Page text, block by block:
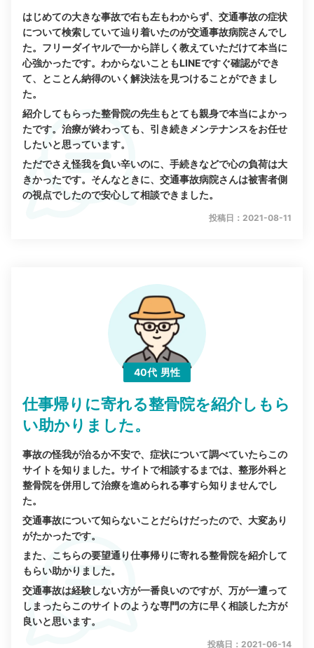
はじめての大きな事故で右も左もわからず、交通事故の症状
について検索していて辿り着いたのが交通事故病院さんでし
た。フリーダイヤルで一から詳しく教えていただけて本当に
心強かったです。わからないこともLINEですぐ確認ができ
て、とことん納得のいく解決法を見つけることができまし
た。
紹介してもらった整骨院の先生もとても親身で本当によかっ
たです。治療が終わっても、引き続きメンテナンスをお任せ
したいと思っています。
ただでさえ怪我を負い辛いのに、手続きなどで心の負荷は大
きかったです。そんなときに、交通事故病院さんは被害者側
の視点でしたので安心して相談できました。
投稿日：2021-08-11
40代 男性
仕事帰りに寄れる整骨院を紹介しもら
い助かりました。
事故の怪我が治るか不安で、症状について調べていたらこの
サイトを知りました。サイトで相談するまでは、整形外科と
整骨院を併用して治療を進められる事すら知りませんでし
た。
交通事故について知らないことだらけだったので、大変あり
がたかったです。
また、こちらの要望通り仕事帰りに寄れる整骨院を紹介して
もらい助かりました。
交通事故は経験しない方が一番良いのですが、万が一遭って
しまったらこのサイトのような専門の方に早く相談した方が
良いと思います。
投稿日：2021-06-14